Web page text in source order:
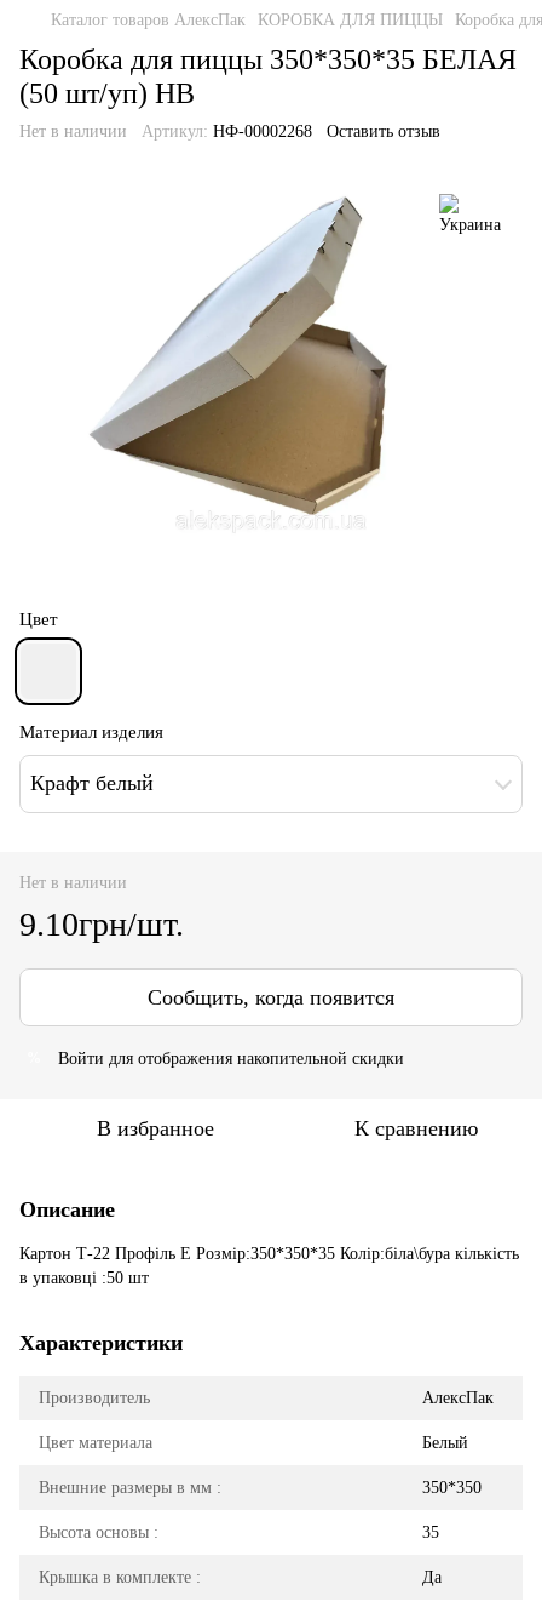
Каталог товаров АлексПак КОРОБКА ДЛЯ ПИЦЦЫ Коробка
Коробка для пиццы 350*350*35 БЕЛАЯ
(50 шт/уп) НВ
Нет в наличии Артикул: НФ-00002268 Оставить отзыв
Цвет
Материал изделия
Крафт белый
Нет в наличии
9.10грн/шт.
Сообщить, когда появится
Войти для отображения накопительной скидки
В избранное К сравнению
Описание
Картон Т-22 Профіль Е Розмір:350*350*35 Колір:біла\бура кількість
в упаковці :50 шт
Характеристики
Производитель АлексПак
Цвет материала Белый
Внешние размеры в мм : 350*350
Высота основы : 35
Крышка в комплекте : Да